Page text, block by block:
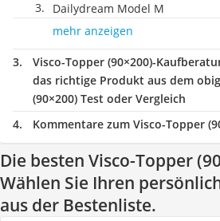
Dailydream Model M
mehr anzeigen
Visco-Topper (90×200)-
das richtige Produkt aus dem
(90×200) Test oder Vergleich
Kommentare zum Visco-Topper
Die besten Visco-Topper
Wählen Sie Ihren
aus der Bestenliste.